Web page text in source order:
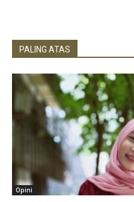
PALING ATAS
Opini